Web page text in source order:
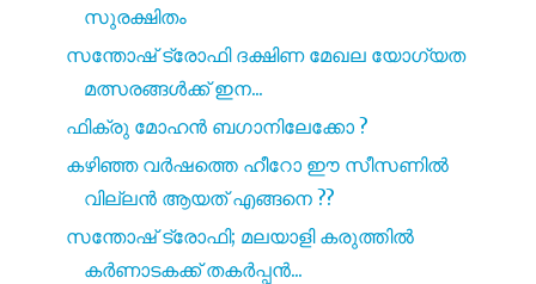
സുരക്ഷിതം
സന്തോഷ് ട്രോഫി ദക്ഷിണ മേഖല യോഗ്യത
മത്സരങ്ങൾക്ക് ഇന...
ഫിക്രു മോഹൻ ബഗാനിലേക്കോ ?
കഴിഞ്ഞ വർഷത്തെ ഹീറോ ഈ സീസണിൽ
വില്ലൻ ആയത് എങ്ങനെ ??
സന്തോഷ് ട്രോഫി; മലയാളി കരുത്തിൽ
കർണാടകക്ക് തകർപ്പൻ...